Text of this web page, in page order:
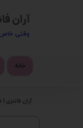
آران
​​وقتی
خانه
آران